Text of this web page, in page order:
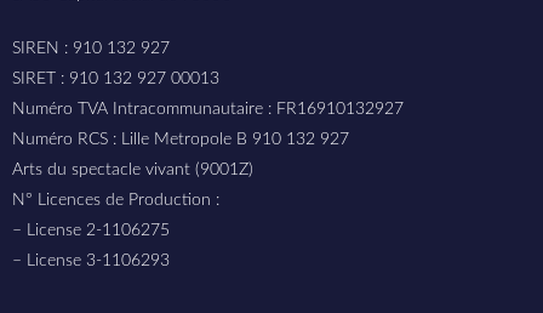
SIREN : 910 132 927
SIRET : 910 132 927 00013
Numéro TVA Intracommunautaire : FR16910132927
Numéro RCS : Lille Metropole B 910 132 927
Arts du spectacle vivant (9001Z)
N° Licences de Production :
– License 2-1106275
– License 3-1106293